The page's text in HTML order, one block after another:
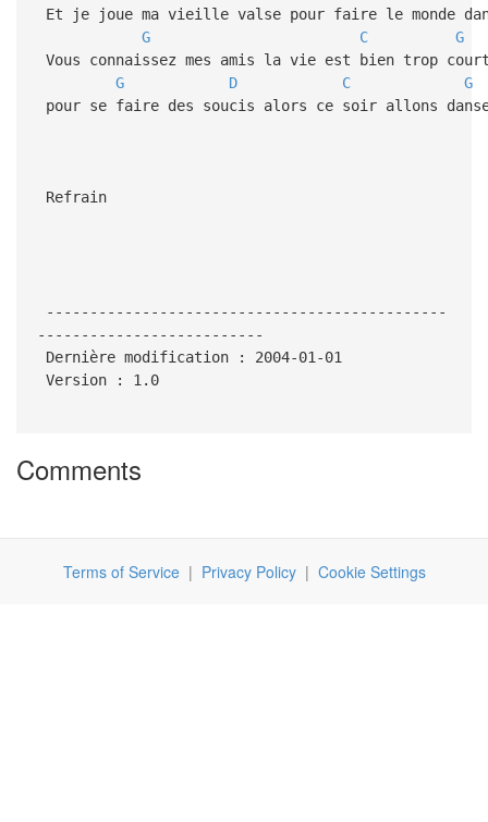
Et je joue ma vieille valse pour faire le monde
G
C
G
Vous connaissez mes amis la vie est bien trop
G
D C
G
pour se faire des soucis alors ce soir allons
Refrain
----------------------------------------------
--------------------------
Dernière modification : 2004-01-01
Version : 1.0
Comments
Terms of Service| Privacy Policy| Cookie Settings